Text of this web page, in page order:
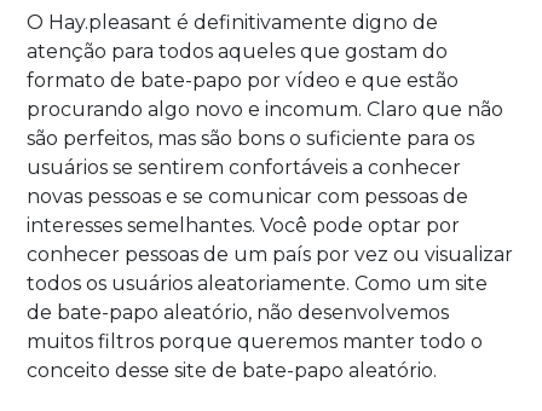
O Hay.pleasant é definitivamente digno de
atenção para todos aqueles que gostam do
formato de bate-papo por vídeo e que estão
procurando algo novo e incomum. Claro que não
são perfeitos, mas são bons o suficiente para os
usuários se sentirem confortáveis a conhecer
novas pessoas e se comunicar com pessoas de
interesses semelhantes. Você pode optar por
conhecer pessoas de um país por vez ou visualizar
todos os usuários aleatoriamente. Como um site
de bate-papo aleatório, não desenvolvemos
muitos filtros porque queremos manter todo o
conceito desse site de bate-papo aleatório.